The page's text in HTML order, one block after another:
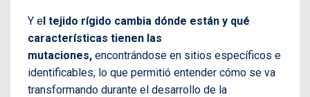
Y el tejido rígido cambia dónde están y qué
características tienen las
mutaciones, encontrándose en sitios específicos e
identificables, lo que permitió entender cómo se va
transformando durante el desarrollo de la